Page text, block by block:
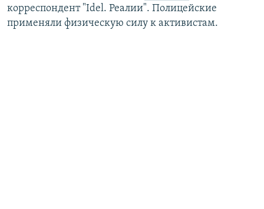
корреспондент "Idel. Реалии". Полицейские
применяли физическую силу к активистам.